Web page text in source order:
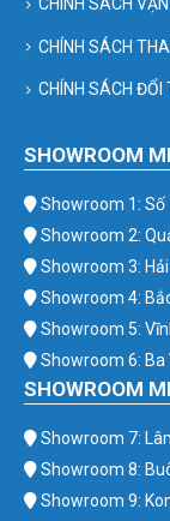
CHÍNH SÁCH
CHÍNH SÁCH ĐỔI
SHOWROOM
Showroom 1: Số
Showroom 2:
Showroom 3:
Showroom 4:
Showroom 5:
Showroom 6: Ba
SHOWROOM
Showroom 7:
Showroom 8:
Showroom 9: